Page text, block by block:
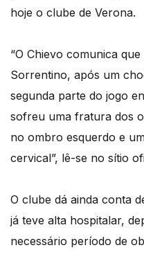
hoje o clube de Verona.
“O Chievo comunica
Sorrentino, após um
segunda parte do jogo
sofreu uma fratura dos
no ombro esquerdo e
cervical”, lê-se no sítio
O clube dá ainda conta
já teve alta hospitalar,
necessário período de